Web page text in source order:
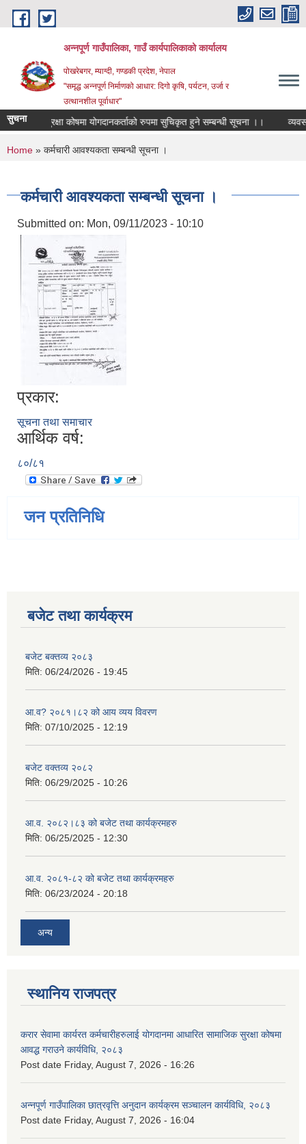
Skip to main content
अन्‍नपूर्ण गाउँपालिका, गाउँ कार्यपालिकाको कार्यालय
पोखरेबगर, म्याग्दी, गण्डकी प्रदेश, नेपाल
"समृद्ध अन्‍नपूर्ण निर्माणको आधार: दिगो कृषि, पर्यटन, उर्जा र
उत्थानशील पूर्वाधार"
सुचनासुरक्षा कोषमा योगदानकर्ताको रुपमा सुचिकृत हुने सम्बन्धी सूचना ।।
You are here
Home » कर्मचारी आवश्यकता सम्बन्धी सूचना ।
कर्मचारी आवश्यकता सम्बन्धी सूचना ।
Submitted on: Mon, 09/11/2023 - 10:10
प्रकार:
सूचना तथा समाचार
आर्थिक वर्ष:
८०/८१
जन प्रतिनिधि
बजेट तथा कार्यक्रम
बजेट बक्तव्य २०८३
मिति: 06/24/2026 - 19:45
आ.व? २०८१।८२ को आय व्यय विवरण
मिति: 07/10/2025 - 12:19
बजेट वक्तव्य २०८२
मिति: 06/29/2025 - 10:26
आ.व. २०८२।८३ को बजेट तथा कार्यक्रमहरु
मिति: 06/25/2025 - 12:30
आ.व. २०८१-८२ को बजेट तथा कार्यक्रमहरु
मिति: 06/23/2024 - 20:18
अन्य
स्थानिय राजपत्र
करार सेवामा कार्यरत कर्मचारीहरुलाई योगदानमा आधारित सामाजिक सुरक्षा कोषमा
आवद्ध गराउने कार्यविधि, २०८३
Post date Friday, August 7, 2026 - 16:26
अन्नपूर्ण गाउँपालिका छात्रवृत्ति अनुदान कार्यक्रम सञ्चालन कार्यविधि, २०८३
Post date Friday, August 7, 2026 - 16:04